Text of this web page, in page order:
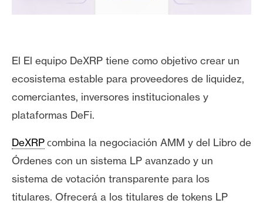
El El equipo DeXRP tiene como objetivo crear un
ecosistema estable para proveedores de liquidez,
comerciantes, inversores institucionales y
plataformas DeFi.
DeXRPcombina la negociación AMM y del Libro de
Órdenes con un sistema LP avanzado y un
sistema de votación transparente para los
titulares. Ofrecerá a los titulares de tokens LP